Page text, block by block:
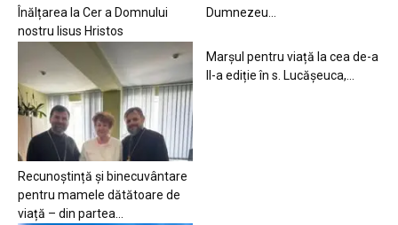
Înălțarea la Cer a Domnului
nostru Iisus Hristos
Dumnezeu…
Recunoștință și binecuvântare
pentru mamele dătătoare de
viață – din partea...
Marșul pentru viață la cea de-a
II-a ediție în s. Lucășeuca,...